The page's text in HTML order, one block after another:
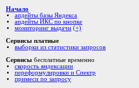
Начало
апдейты базы Яндекса
апдейты ИКС по кнопке
мониторинг выдачи (+)
Сервисы платные
выборки из статистики запросов
Сервисы бесплатные временно
скорость яндексации
переформулировки и Спектр
примеси по запросу